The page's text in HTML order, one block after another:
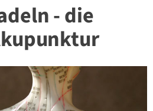
- die